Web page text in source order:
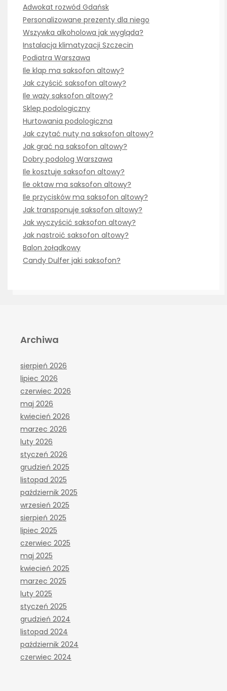
Adwokat rozwód Gdańsk
Personalizowane prezenty dla niego
Wszywka alkoholowa jak wygląda?
Instalacja klimatyzacji Szczecin
Podiatra Warszawa
Ile klap ma saksofon altowy?
Jak czyścić saksofon altowy?
Ile waży saksofon altowy?
Sklep podologiczny
Hurtowania podologiczna
Jak czytać nuty na saksofon altowy?
Jak grać na saksofon altowy?
Dobry podolog Warszawa
Ile kosztuje saksofon altowy?
Ile oktaw ma saksofon altowy?
Ile przycisków ma saksofon altowy?
Jak transponuje saksofon altowy?
Jak wyczyścić saksofon altowy?
Jak nastroić saksofon altowy?
Balon żołądkowy
Candy Dulfer jaki saksofon?
Archiwa
sierpień 2026
lipiec 2026
czerwiec 2026
maj 2026
kwiecień 2026
marzec 2026
luty 2026
styczeń 2026
grudzień 2025
listopad 2025
październik 2025
wrzesień 2025
sierpień 2025
lipiec 2025
czerwiec 2025
maj 2025
kwiecień 2025
marzec 2025
luty 2025
styczeń 2025
grudzień 2024
listopad 2024
październik 2024
czerwiec 2024